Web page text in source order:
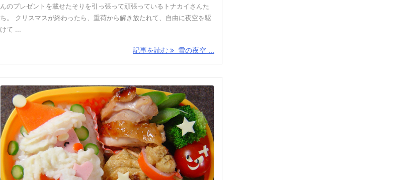
んのプレゼントを載せたそりを引っ張って頑張っているトナカイさんた
ち。 クリスマスが終わったら、重荷から解き放たれて、自由に夜空を駆
けて ...
記事を読む 雪の夜空 ...